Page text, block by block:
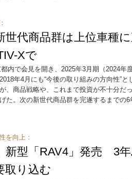
世代商品群は上位車種
Xで
内で会見を開き、2025年3月期（2024年
年4月にも“今後の取り組みの方向性”
、商品戦略や、これまで投資が不十分だ
た。次の新世代商品群を完遂するまでの
を向上：
新型「RAV4」発売 3
取り込む